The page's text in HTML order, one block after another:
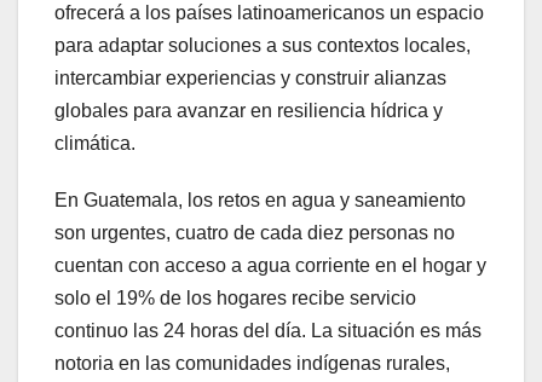
ofrecerá a los países latinoamericanos un espacio
para adaptar soluciones a sus contextos locales,
intercambiar experiencias y construir alianzas
globales para avanzar en resiliencia hídrica y
climática.
En Guatemala, los retos en agua y saneamiento
son urgentes, cuatro de cada diez personas no
cuentan con acceso a agua corriente en el hogar y
solo el 19% de los hogares recibe servicio
continuo las 24 horas del día. La situación es más
notoria en las comunidades indígenas rurales,